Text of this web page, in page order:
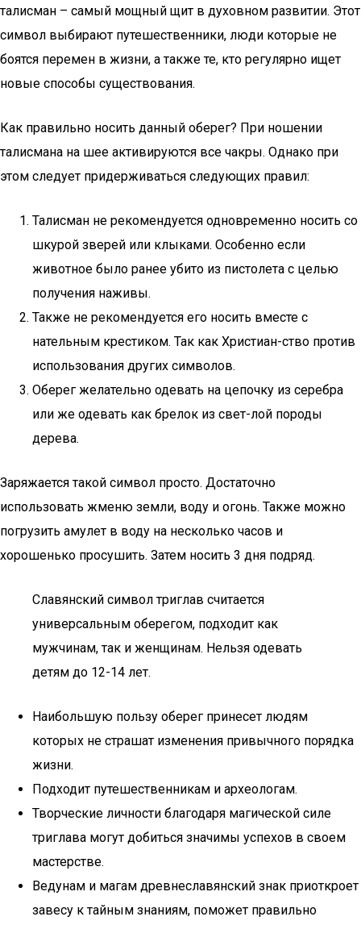
талисман – самый мощный щит в духовном развитии. Этот
символ выбирают путешественники, люди которые не
боятся перемен в жизни, а также те, кто регулярно ищет
новые способы существования.
Как правильно носить данный оберег? При ношении
талисмана на шее активируются все чакры. Однако при
этом следует придерживаться следующих правил:
Талисман не рекомендуется одновременно носить со
шкурой зверей или клыками. Особенно если
животное было ранее убито из пистолета с целью
получения наживы.
Также не рекомендуется его носить вместе с
нательным крестиком. Так как Христиан-ство против
использования других символов.
Оберег желательно одевать на цепочку из серебра
или же одевать как брелок из свет-лой породы
дерева.
Заряжается такой символ просто. Достаточно
использовать жменю земли, воду и огонь. Также можно
погрузить амулет в воду на несколько часов и
хорошенько просушить. Затем носить 3 дня подряд.
Славянский символ триглав считается
универсальным оберегом, подходит как
мужчинам, так и женщинам. Нельзя одевать
детям до 12-14 лет.
Наибольшую пользу оберег принесет людям
которых не страшат изменения привычного порядка
жизни.
Подходит путешественникам и археологам.
Творческие личности благодаря магической силе
триглава могут добиться значимы успехов в своем
мастерстве.
Ведунам и магам древнеславянский знак приоткроет
завесу к тайным знаниям, поможет правильно